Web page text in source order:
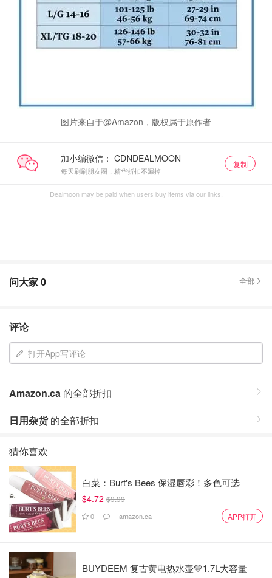
图片来自于@Amazon，版权属于原作者
加小编微信：
每天刷刷朋友圈，精华折扣不漏掉
复制
Dealmoon may be paid when users buy items via our links.
问大家0 全部
评论
打开App写评论
Amazon.ca 的全部折扣
日用杂货的全部折扣
猜你喜欢
白菜：Burt's Bees 保湿唇彩！多色可选
$4.72 $9.99
0 amazon.ca APP打开
BUYDEEM 复古黄电热水壶💛1.7L大容量